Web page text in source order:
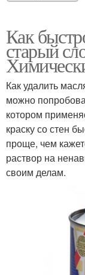
Как
старый
Как удалить
можно
котором
краску со стен
проще, чем
раствор на
своим делам.